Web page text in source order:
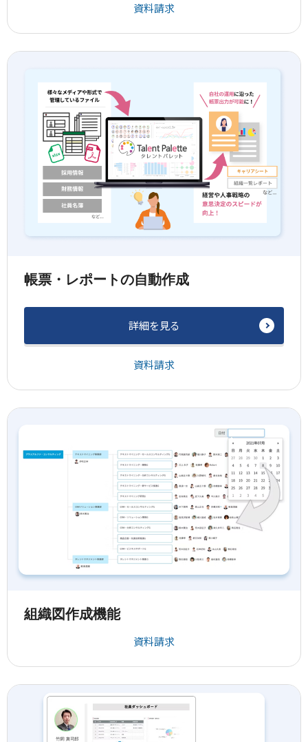
資料請求
帳票・レポートの自動作成
詳細を見る
資料請求
組織図作成機能
資料請求